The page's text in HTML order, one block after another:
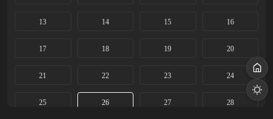
13 14 15 16
17 18 19 20
21 22 23 24
25 26 27 28